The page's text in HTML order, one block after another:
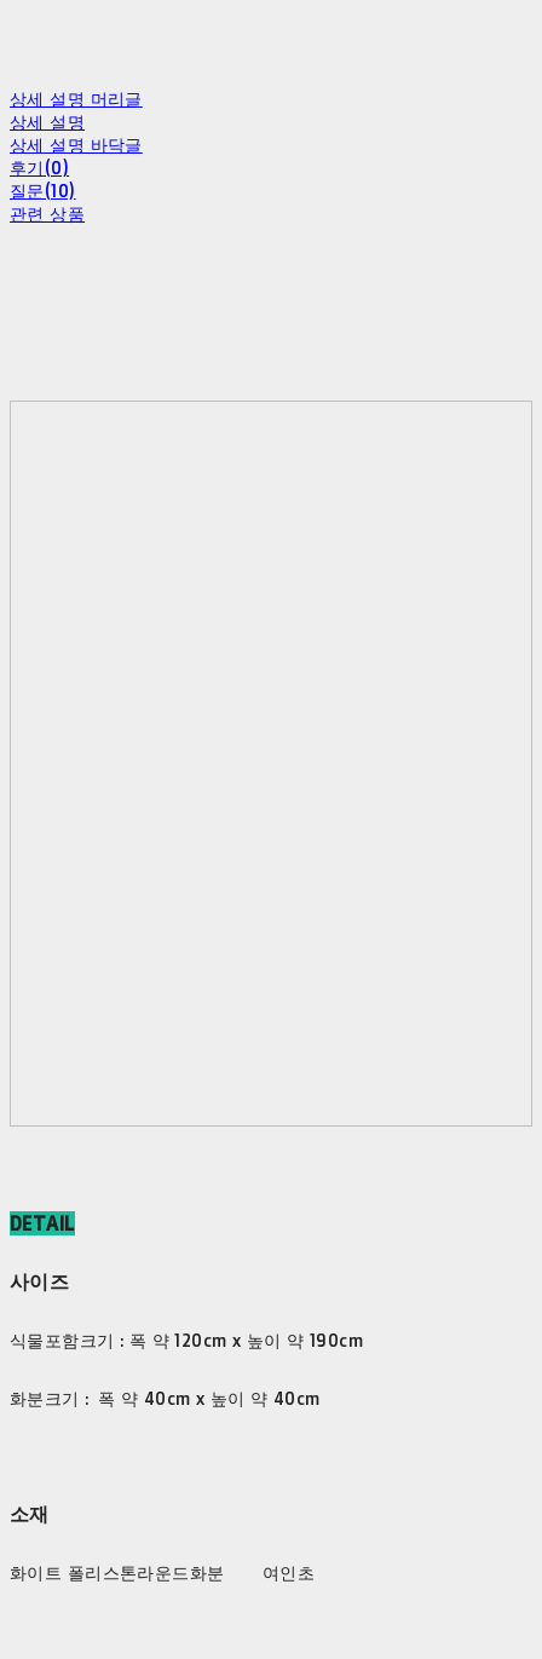
상세 설명 머리글
상세 설명
상세 설명 바닥글
후기(0)
질문(10)
관련 상품
DETAIL
사이즈
식물포함크기 : 폭 약 120cm x 높이 약 190cm
화분크기 : 폭 약 40cm x 높이 약 40cm
소재
화이트 폴리스톤라운드화분 여인초